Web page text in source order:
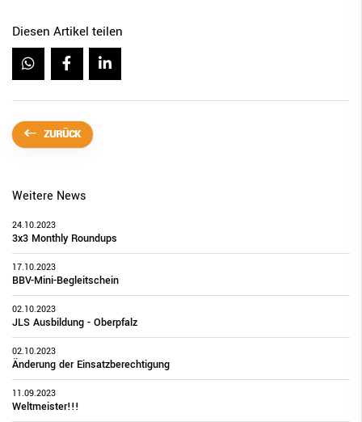
Diesen Artikel teilen
ZURÜCK
Weitere News
24.10.2023
3x3 Monthly Roundups
17.10.2023
BBV-Mini-Begleitschein
02.10.2023
JLS Ausbildung - Oberpfalz
02.10.2023
Änderung der Einsatzberechtigung
11.09.2023
Weltmeister!!!